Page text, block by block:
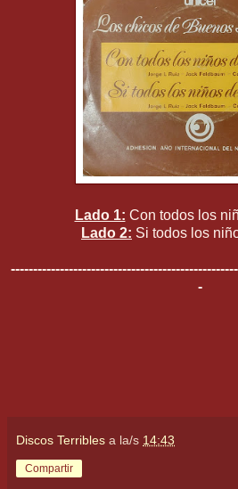
Lado 1: Con todos los
Lado 2: Si todos los
-
Discos Terribles a la/s 14:43
Compartir